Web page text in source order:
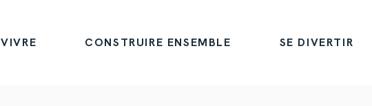
VIVRE CONSTRUIRE ENSEMBLE SE DIVERTIR